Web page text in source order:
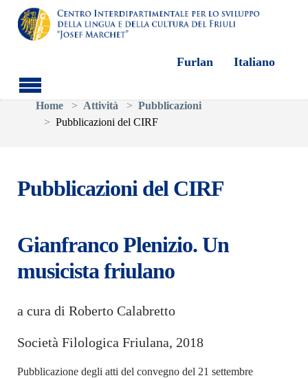
Skip to main content
Furlan Italiano
You are here:
Home
Attività
Pubblicazioni
Pubblicazioni del CIRF
Pubblicazioni del CIRF
Gianfranco Plenizio. Un
musicista friulano
a cura di Roberto Calabretto
Società Filologica Friulana, 2018
Pubblicazione degli atti del convegno del 21 settembre